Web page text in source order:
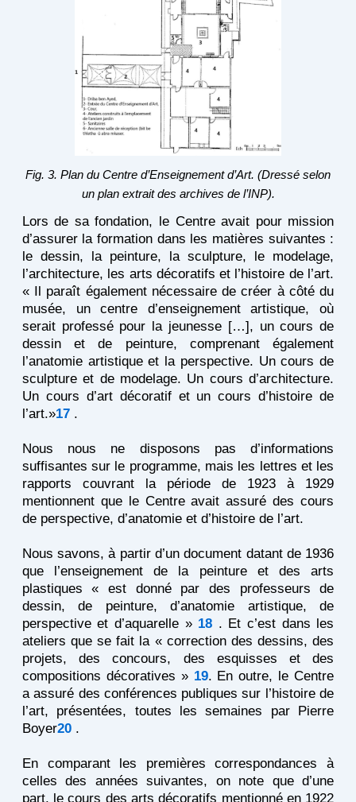
Fig. 3. Plan du Centre d’Enseignement d’Art. (Dressé selon
un plan extrait des archives de l’INP).
Lors de sa fondation, le Centre avait pour mission
d’assurer la formation dans les matières suivantes :
le dessin, la peinture, la sculpture, le modelage,
l’architecture, les arts décoratifs et l’histoire de l’art.
« Il paraît également nécessaire de créer à côté du
musée, un centre d’enseignement artistique, où
serait professé pour la jeunesse […], un cours de
dessin et de peinture, comprenant également
l’anatomie artistique et la perspective. Un cours de
sculpture et de modelage. Un cours d’architecture.
Un cours d’art décoratif et un cours d’histoire de
l’art.»17.
Nous nous ne disposons pas d’informations
suffisantes sur le programme, mais les lettres et les
rapports couvrant la période de 1923 à 1929
mentionnent que le Centre avait assuré des cours
de perspective, d’anatomie et d’histoire de l’art.
Nous savons, à partir d’un document datant de 1936
que l’enseignement de la peinture et des arts
plastiques « est donné par des professeurs de
dessin, de peinture, d’anatomie artistique, de
perspective et d’aquarelle »18 . Et c’est dans les
ateliers que se fait la « correction des dessins, des
projets, des concours, des esquisses et des
compositions décoratives »19. En outre, le Centre
a assuré des conférences publiques sur l’histoire de
l’art, présentées, toutes les semaines par Pierre
Boyer20.
En comparant les premières correspondances à
celles des années suivantes, on note que d’une
part, le cours des arts décoratifs mentionné en 1922